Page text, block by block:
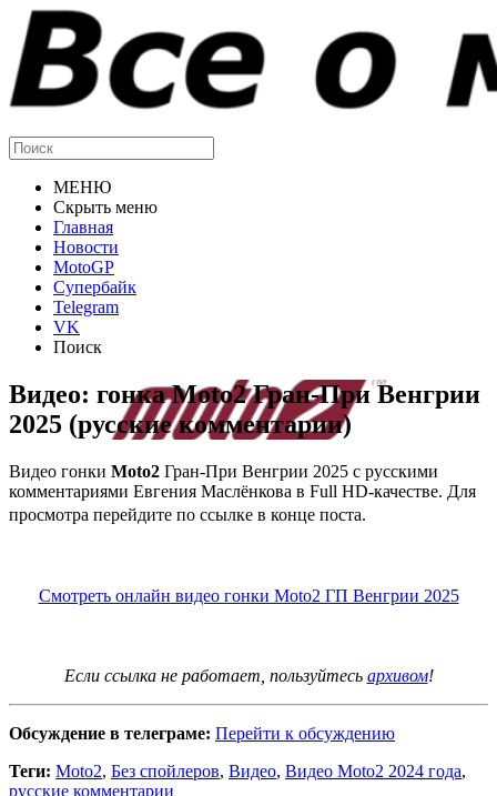
МЕНЮ
Скрыть меню
Главная
Новости
MotoGP
Супербайк
Telegram
VK
Поиск
Видео: гонка Moto2 Гран-При Венгрии
2025 (русские комментарии)
Видео гонки Moto2 Гран-При Венгрии 2025 с русскими
комментариями Евгения Маслёнкова в Full HD-качестве. Для
просмотра перейдите по ссылке в конце поста.
Смотреть онлайн видео гонки Moto2 ГП Венгрии 2025
Если ссылка не работает, пользуйтесь архивом!
Обсуждение в телеграме: Перейти к обсуждению
Теги: Moto2, Без спойлеров, Видео, Видео Moto2 2024 года,
русские комментарии